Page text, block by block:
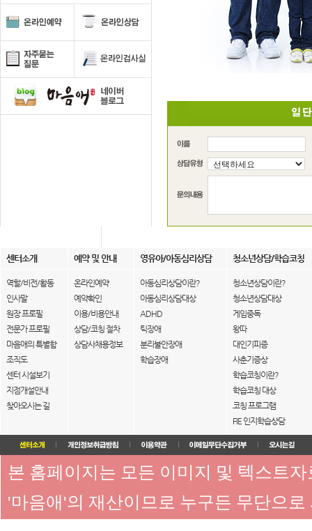
센터소개 예약 및 안내 영유아/아동심리상담 청소년상담/학습코칭
역할/비전/활동
인사말
원장 프로필
전문가 프로필
마음애의 특별함
조직도
센터 시설보기
지점개설안내
찾아오시는 길
온라인예약
예약확인
이용/비용안내
상담/코칭 절차
상담사채용정보
아동심리상담이란?
아동심리상담대상
ADHD
틱장애
분리불안장애
학습장애
청소년상담이란?
청소년상담대상
게임중독
왕따
대인기피증
사춘기증상
학습코칭이란?
학습코칭 대상
코칭 프로그램
FIE 인지학습상담
본 홈페이지는 모든 이미지 및 텍스트
'마음애'의 재산이므로 누구든 무단으